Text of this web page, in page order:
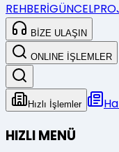
REHBERİGÜNCEL
BİZE ULAŞIN
ONLINE İŞLEMLER
Hızlı İşlemler
HIZLI MENÜ